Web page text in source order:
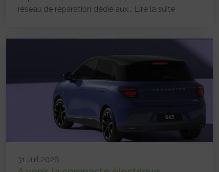
réseau de réparation dédié aux... Lire la suite
31 Juil 2026